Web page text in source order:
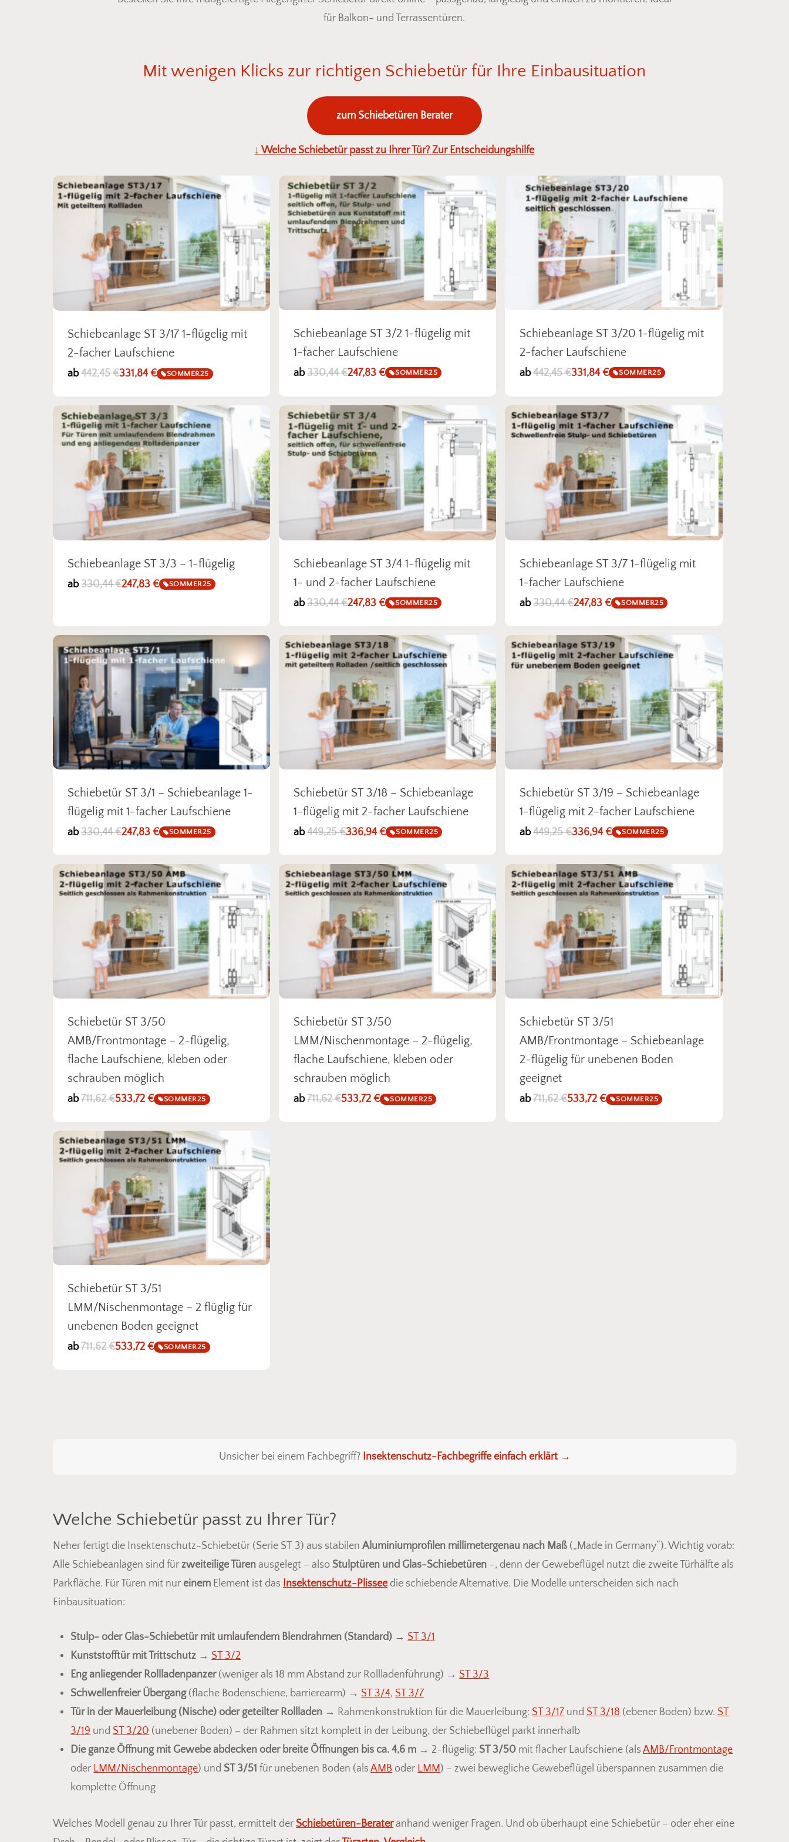
Go To Shop
für Balkon- und Terrassentüren.
Mit wenigen Klicks zur richtigen Schiebetür für Ihre Einbausituation
zum Schiebetüren Berater
↓ Welche Schiebetür passt zu Ihrer Tür? Zur Entscheidungshilfe
Schiebeanlage ST 3/17 1-flügelig mit
2-facher Laufschiene
ab 442,45€331,84€ SOMMER25
Schiebeanlage ST 3/2 1-flügelig mit
1-facher Laufschiene
ab 330,44€247,83€ SOMMER25
Schiebeanlage ST 3/20 1-flügelig mit
2-facher Laufschiene
ab 442,45€331,84€ SOMMER25
Schiebeanlage ST 3/3 – 1-flügelig
ab 330,44€247,83€ SOMMER25
Schiebeanlage ST 3/4 1-flügelig mit
1- und 2-facher Laufschiene
ab 330,44€247,83€ SOMMER25
Schiebeanlage ST 3/7 1-flügelig mit
1-facher Laufschiene
ab 330,44€247,83€ SOMMER25
Schiebetür ST 3/1 – Schiebeanlage 1-
flügelig mit 1-facher Laufschiene
ab 330,44€247,83€ SOMMER25
Schiebetür ST 3/18 – Schiebeanlage
1-flügelig mit 2-facher Laufschiene
ab 449,25€336,94€ SOMMER25
Schiebetür ST 3/19 – Schiebeanlage
1-flügelig mit 2-facher Laufschiene
ab 449,25€336,94€ SOMMER25
Schiebetür ST 3/50
AMB/Frontmontage – 2-flügelig,
flache Laufschiene, kleben oder
schrauben möglich
ab 711,62€533,72€ SOMMER25
Schiebetür ST 3/50
LMM/Nischenmontage – 2-flügelig,
flache Laufschiene, kleben oder
schrauben möglich
ab 711,62€533,72€ SOMMER25
Schiebetür ST 3/51
AMB/Frontmontage – Schiebeanlage
2-flügelig für unebenen Boden
geeignet
ab 711,62€533,72€ SOMMER25
Schiebetür ST 3/51
LMM/Nischenmontage – 2 flüglig für
unebenen Boden geeignet
ab 711,62€533,72€ SOMMER25
Unsicher bei einem Fachbegriff? Insektenschutz-Fachbegriffe einfach erklärt →
Welche Schiebetür passt zu Ihrer Tür?
Neher fertigt die Insektenschutz-Schiebetür (Serie ST 3) aus stabilenAluminiumprofilen millimetergenau nach Maß („Made in Germany“). Wichtig vorab:
Alle Schiebeanlagen sind fürzweiteilige Türen ausgelegt – also Stulptüren und Glas-Schiebetüren –, denn der Gewebeflügel nutzt die zweite Türhälfte als
Parkfläche. Für Türen mit nur einem Element ist das Insektenschutz-Plisseedie schiebende Alternative. Die Modelle unterscheiden sich nach
Einbausituation:
Stulp- oder Glas-Schiebetür mit umlaufendem Blendrahmen (Standard) → ST 3/1
Kunststofftür mit Trittschutz → ST 3/2
Eng anliegender Rollladenpanzer(weniger als 18 mm Abstand zur Rollladenführung) → ST 3/3
Schwellenfreier Übergang(flache Bodenschiene, barrierearm) → ST 3/4, ST 3/7
Tür in der Mauerleibung (Nische) oder geteilter Rollladen → Rahmenkonstruktion für die Mauerleibung: ST 3/17 und ST 3/18 (ebener Boden) bzw. ST
3/19 und ST 3/20 (unebener Boden) – der Rahmen sitzt komplett in der Leibung, der Schiebeflügel parkt innerhalb
Die ganze Öffnung mit Gewebe abdecken oder breite Öffnungen bis ca. 4,6 m → 2-flügelig: ST 3/50 mit flacher Laufschiene (alsAMB/Frontmontage
oder LMM/Nischenmontage) und ST 3/51 für unebenen Boden (alsAMB oder LMM ) – zwei bewegliche Gewebeflügel überspannen zusammen die
komplette Öffnung
Welches Modell genau zu Ihrer Tür passt, ermittelt der Schiebetüren-Berateranhand weniger Fragen. Und ob überhaupt eine Schiebetür – oder eher eine